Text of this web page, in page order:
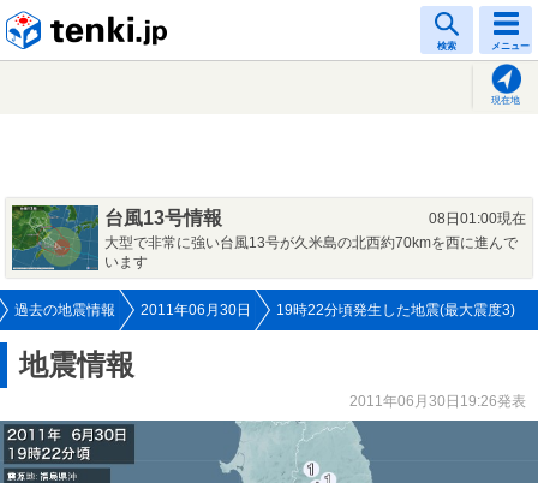
検索 メニュー
現在地
台風13号情報
08日01:00現在
大型で非常に強い台風13号が久米島の北西約70kmを西に進んで
います
過去の地震情報 2011年06月30日 19時22分頃発生した地震(最大震度3)
地震情報
2011年06月30日19:26発表